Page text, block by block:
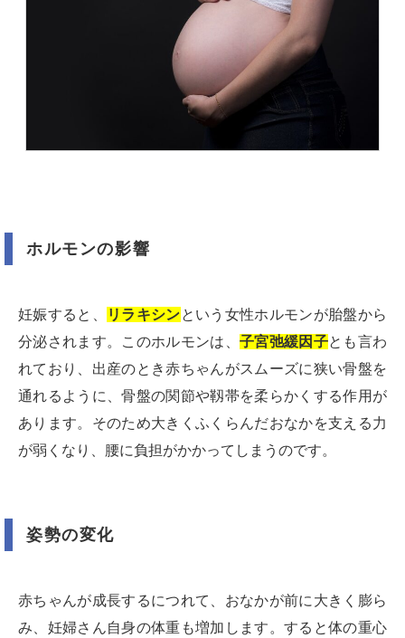
ホルモンの影響
妊娠すると、 リラキシンという女性ホルモンが胎盤から
分泌されます。このホルモンは、 子宮弛緩因子とも言わ
れており、出産のとき赤ちゃんがスムーズに狭い骨盤を
通れるように、骨盤の関節や靱帯を柔らかくする作用が
あります。そのため大きくふくらんだおなかを支える力
が弱くなり、腰に負担がかかってしまうのです。
姿勢の変化
赤ちゃんが成長するにつれて、おなかが前に大きく膨ら
み、妊婦さん自身の体重も増加します。すると体の重心